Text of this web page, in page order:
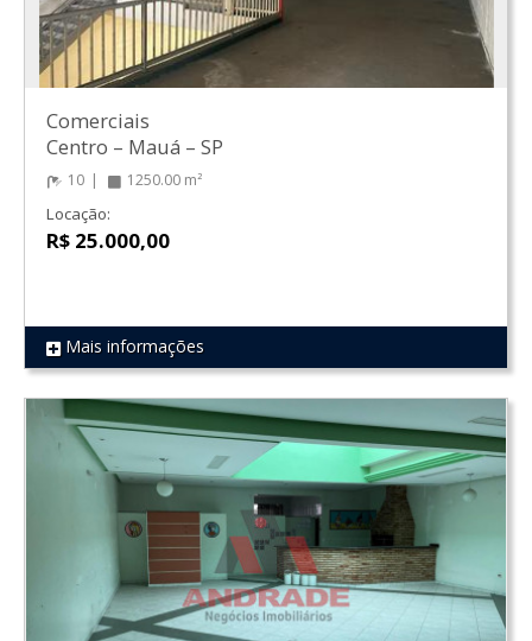
REF 69
Comerciais
Centro – Mauá – SP
10 1250.00 m²
Locação:
R$ 25.000,00
Mais informações